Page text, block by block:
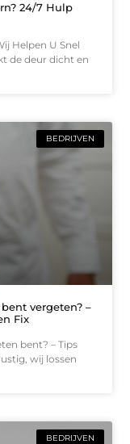
24/7 Hulp
Helpen U Snel
de deur dicht en
BEDRIJVEN
vergeten? –
Fix
bent? – Tips
wij lossen
BEDRIJVEN